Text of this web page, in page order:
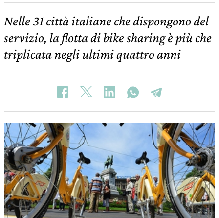
Nelle 31 città italiane che dispongono del
servizio, la flotta di bike sharing è più che
triplicata negli ultimi quattro anni